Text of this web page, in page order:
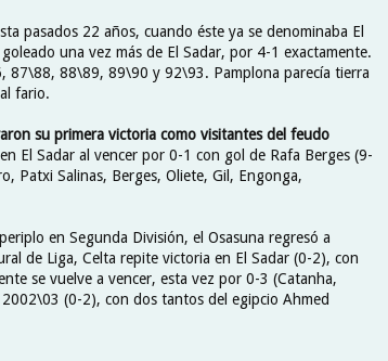
pasados 22 años, cuando éste ya se denominaba El
una vez más de El Sadar, por 4-1 exactamente.
87\88, 88\89, 89\90 y 92\93. Pamplona parecía tierra
fario.
su primera victoria como visitantes del feudo
El Sadar al vencer por 0-1 con gol de Rafa Berges (9-
Patxi Salinas, Berges, Oliete, Gil, Engonga,
en Segunda División, el Osasuna regresó a
de Liga, Celta repite victoria en El Sadar (0-2), con
se vuelve a vencer, esta vez por 0-3 (Catanha,
(0-2), con dos tantos del egipcio Ahmed